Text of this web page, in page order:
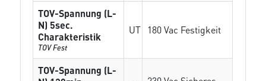
TOV-Spannung (L-
N) 5sec.
Charakteristik
TOV Fest
UT 180 Vac Festigkeit
TOV-Spannung (L-